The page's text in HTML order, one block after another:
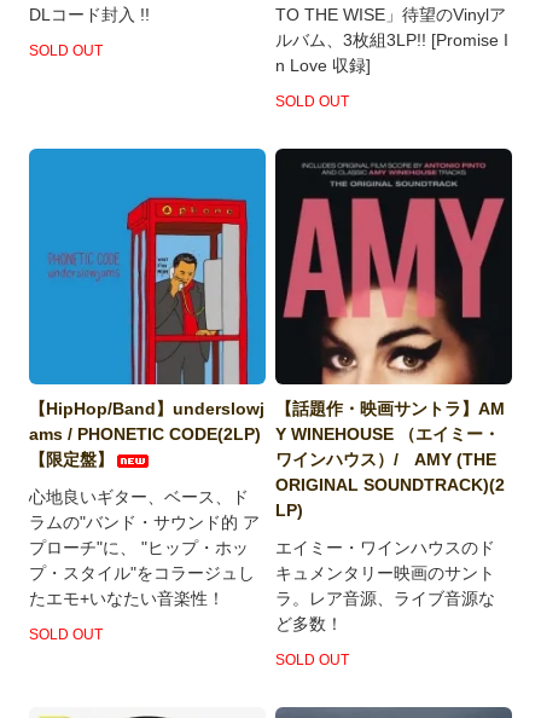
DLコード封入 !!
SOLD OUT
TO THE WISE」待望のVinylア
ルバム、3枚組3LP!! [Promise I
n Love 収録]
SOLD OUT
【HipHop/Band】underslowj
ams / PHONETIC CODE(2LP)
【限定盤】
心地良いギター、ベース、ド
ラムの"バンド・サウンド的 ア
プローチ"に、 "ヒップ・ホッ
プ・スタイル"をコラージュし
たエモ+いなたい音楽性！
SOLD OUT
【話題作・映画サントラ】AM
Y WINEHOUSE （エイミー・
ワインハウス）/ AMY (THE
ORIGINAL SOUNDTRACK)(2
LP)
エイミー・ワインハウスのド
キュメンタリー映画のサント
ラ。レア音源、ライブ音源な
ど多数！
SOLD OUT